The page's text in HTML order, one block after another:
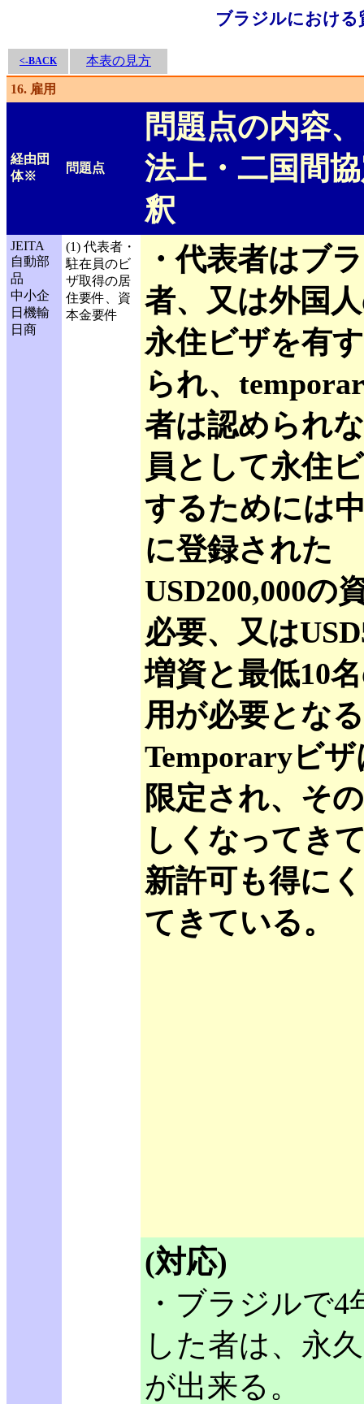
ブラジルにおける
<-BACK 本表の見方
16. 雇用
経由団
体※
問題点
問題点の内容
法上・二国間
釈
JEITA
自動部
品
中小企
日機輸
日商
(1) 代表者・
駐在員のビ
ザ取得の居
住要件、資
本金要件
・代表者はブ
者、又は外国
永住ビザを有
られ、
者は認められ
員として永住
するためには
に登録された
USD200,000の
必要、又は
増資と最低10
用が必要とな
Temporaryビ
限定され、そ
しくなってき
新許可も得に
てきている。
(対応)
・ブラジルで
した者は、永
が出来る。